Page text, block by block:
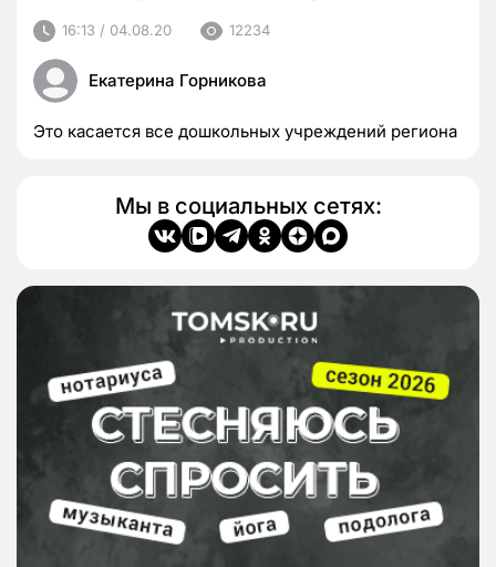
16:13 / 04.08.20 12234
Екатерина Горникова
Это касается все дошкольных учреждений региона
Мы в социальных сетях: